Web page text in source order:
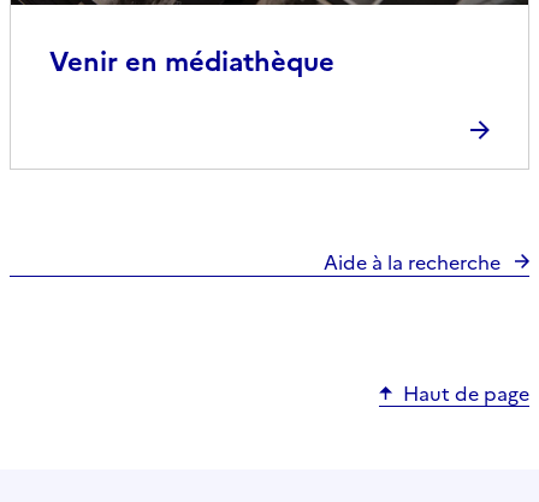
Venir en médiathèque
Aide à la recherche
Haut de page